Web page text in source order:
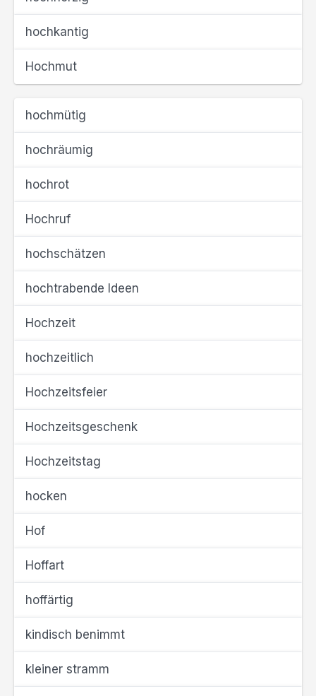
hochkantig
Hochmut
hochmütig
hochräumig
hochrot
Hochruf
hochschätzen
hochtrabende Ideen
Hochzeit
hochzeitlich
Hochzeitsfeier
Hochzeitsgeschenk
Hochzeitstag
hocken
Hof
Hoffart
hoffärtig
kindisch benimmt
kleiner stramm